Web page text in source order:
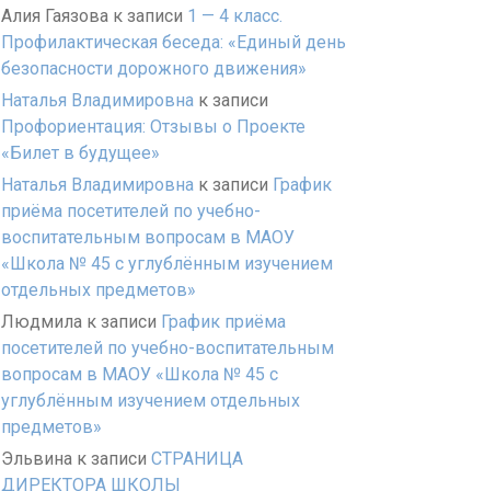
Алия Гаязова к записи 1 — 4 класс.
Профилактическая беседа: «Единый день
безопасности дорожного движения»
Наталья Владимировна к записи
Профориентация: Отзывы о Проекте
«Билет в будущее»
Наталья Владимировна к записи График
приёма посетителей по учебно-
воспитательным вопросам в МАОУ
«Школа № 45 с углублённым изучением
отдельных предметов»
Людмила к записи График приёма
посетителей по учебно-воспитательным
вопросам в МАОУ «Школа № 45 с
углублённым изучением отдельных
предметов»
Эльвина к записи СТРАНИЦА
ДИРЕКТОРА ШКОЛЫ